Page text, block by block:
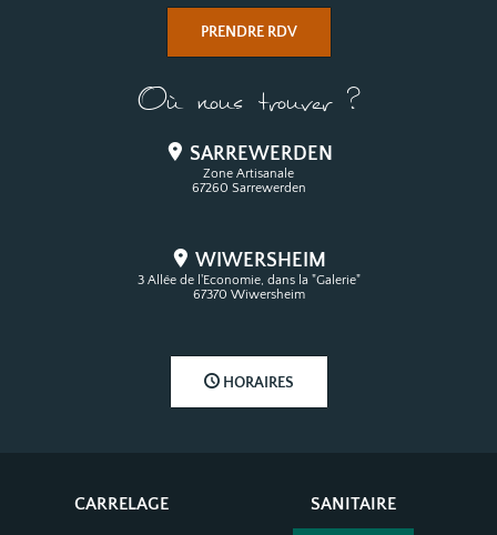
PRENDRE RDV
Où nous trouver ?
SARREWERDEN
Zone Artisanale
67260 Sarrewerden
WIWERSHEIM
3 Allée de l'Economie, dans la "Galerie"
67370 Wiwersheim
HORAIRES
CARRELAGE SANITAIRE